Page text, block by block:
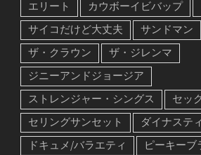
エリート
カウボーイビバップ
サイコだけど大丈夫
サンドマン
ザ・クラウン
ザ・ジレンマ
ジニーアンドジョージア
ストレンジャー・シングス
セッ
セリングサンセット
ダイナスティ
ドキュメ/バラエティ
ピーキーブ